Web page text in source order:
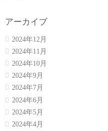
アーカイブ
2024年12月
2024年11月
2024年10月
2024年9月
2024年7月
2024年6月
2024年5月
2024年4月